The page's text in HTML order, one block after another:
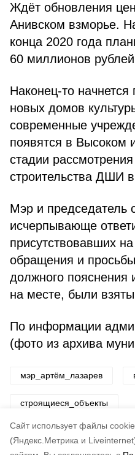
Cайт использует файлы
(Яндекс.Метрика и
Ждёт обновления
Анивском взморье.
конца 2020 года
60 миллионов
Наконец-то начнется
новых домов
современные
появятся в Высоком
стадии
строительства ДШИ
Мэр и председатель
исчерпывающе
присутствовавших
обращения и
должного пояснения
на месте, были взяты
По информации
(фото из архива
мэр_артём_лазарев
строящиеся_объекты
Авторы: ADMIN admin